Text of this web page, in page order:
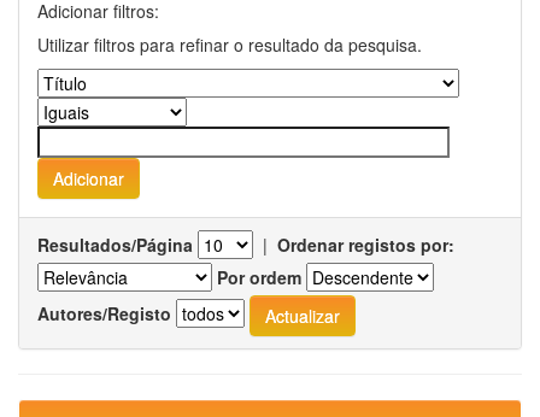
Adicionar filtros:
Utilizar filtros para refinar o resultado da pesquisa.
Resultados/Página | Ordenar registos por:
Por ordem
Autores/Registo